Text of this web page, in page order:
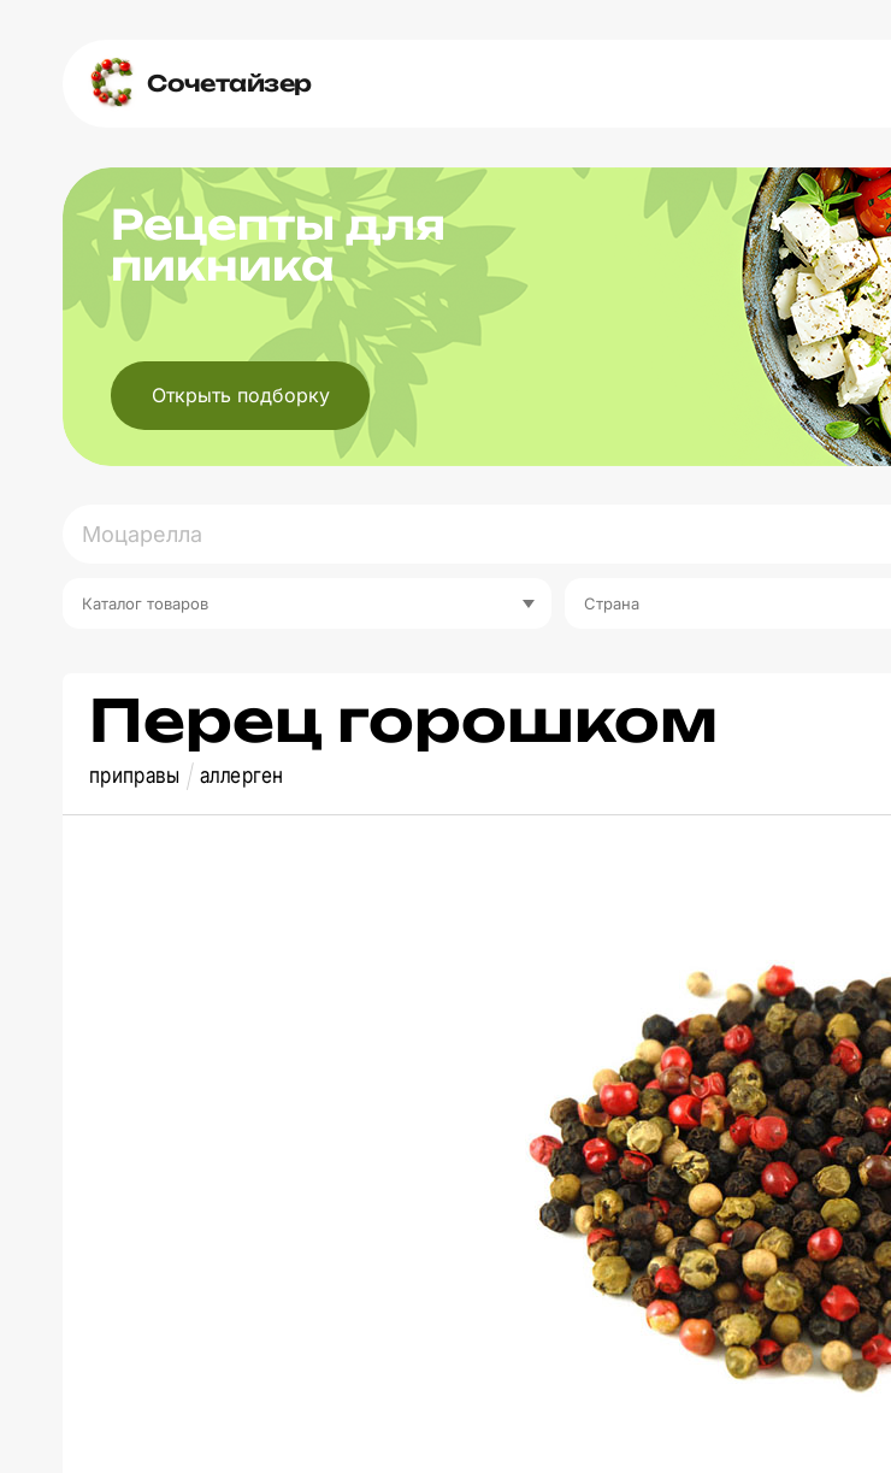
Сочетайзер
Рецепты для
пикника
Открыть подборку
Каталог товаров Страна
Перец горошком
приправы аллерген